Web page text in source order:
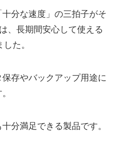
十分な速度」の三拍子がそ
、長期間安心して使える
た。
存やバックアップ用途に
分満足できる製品です。